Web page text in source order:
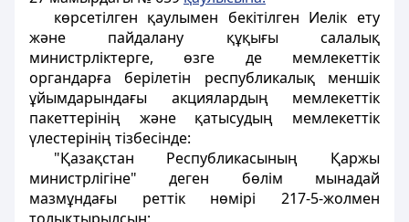
көрсетiлген қаулымен бекітілген Иелiк ету
және пайдалану құқығы салалық
министрлiктерге, өзге де мемлекеттік
органдарға берiлетiн республикалық меншiк
ұйымдарындағы акциялардың мемлекеттік
пакеттерiнiң және қатысудың мемлекеттік
үлестерiнiң тiзбесiнде:
"Қазақстан Республикасының Қаржы
министрлігіне" деген бөлiм мынадай
мазмұндағы реттiк нөмiрi 217-5-жолмен